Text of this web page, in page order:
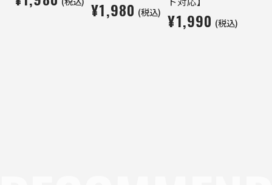
¥1,980 (税込) ¥1,990 (税込)